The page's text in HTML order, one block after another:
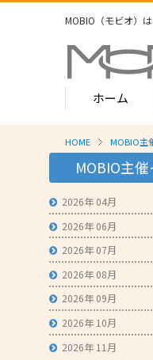
MOBIO（モビオ）
ホーム
HOME MOBIO主
MOBIO主
2026年 04月
2026年 06月
2026年 07月
2026年 08月
2026年 09月
2026年 10月
2026年 11月